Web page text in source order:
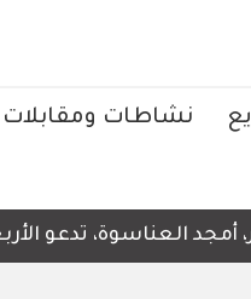
نشاطات ومقابلات
العناسوة، تدعو